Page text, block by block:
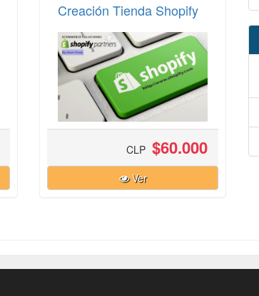
Creación Tienda Shopify
CLP $60.000
Ver